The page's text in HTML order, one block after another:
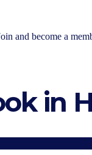
and become a
in